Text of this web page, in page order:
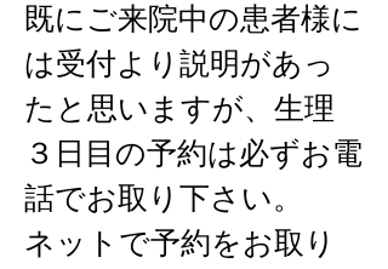
既にご来院中の患者様に
は受付より説明があっ
たと思いますが、生理
３日目の予約は必ずお電
話でお取り下さい。
ネットで予約をお取り